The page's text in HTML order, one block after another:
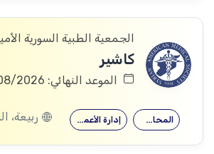
الجمعية الطبية السورية
كاشير
الموعد النهائي: 08/08/2026
إدارة الأعمال المحاسبة ربيعة،